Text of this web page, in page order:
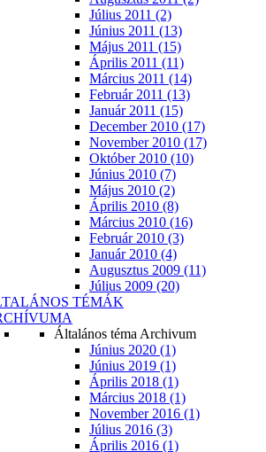
Július 2011 (2)
Június 2011 (13)
Május 2011 (15)
Április 2011 (11)
Március 2011 (14)
Február 2011 (13)
Január 2011 (15)
December 2010 (17)
November 2010 (17)
Október 2010 (10)
Június 2010 (7)
Május 2010 (2)
Április 2010 (8)
Március 2010 (16)
Február 2010 (3)
Január 2010 (4)
Augusztus 2009 (11)
Július 2009 (20)
TÉMÁK
Általános téma Archivum
Június 2020 (1)
Június 2019 (1)
Április 2018 (1)
Március 2018 (1)
November 2016 (1)
Július 2016 (3)
Április 2016 (1)